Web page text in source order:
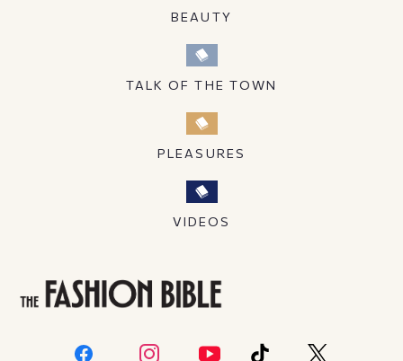
BEAUTY
TALK OF THE TOWN
PLEASURES
VIDEOS